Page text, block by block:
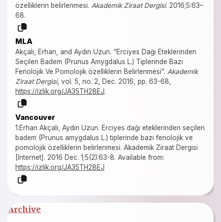
özelliklerin belirlenmesi. Akademik Ziraat Dergisi. 2016;5:63–
68.
MLA
Akçalı, Erhan, and Aydın Uzun. “Erciyes Dağı Eteklerinden
Seçilen Badem (Prunus Amygdalus L.) Tiplerinde Bazı
Fenolojik Ve Pomolojik özelliklerin Belirlenmesi”. Akademik
Ziraat Dergisi, vol. 5, no. 2, Dec. 2016, pp. 63-68,
https://izlik.org/JA35TH28EJ.
Vancouver
1.Erhan Akçalı, Aydın Uzun. Erciyes dağı eteklerinden seçilen
badem (Prunus amygdalus L.) tiplerinde bazı fenolojik ve
pomolojik özelliklerin belirlenmesi. Akademik Ziraat Dergisi
[Internet]. 2016 Dec. 1;5(2):63-8. Available from:
https://izlik.org/JA35TH28EJ
Archive